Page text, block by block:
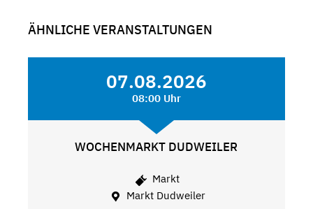
ÄHNLICHE VERANSTALTUNGEN
07.08.2026
08:00 Uhr
WOCHENMARKT DUDWEILER
Markt
Markt Dudweiler